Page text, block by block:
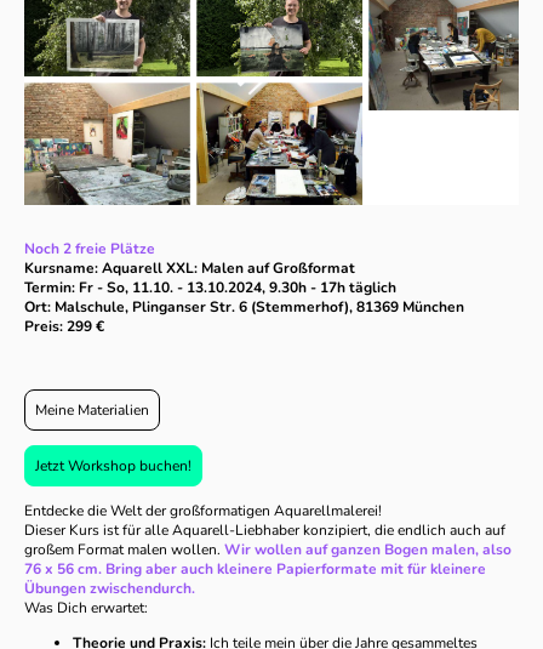
Noch 2 freie Plätze
Kursname: Aquarell XXL: Malen auf Großformat
Termin: Fr - So, 11.10. - 13.10.2024, 9.30h - 17h täglich
Ort: Malschule, Plinganser Str. 6 (Stemmerhof), 81369 München
Preis: 299 €
Meine Materialien
Jetzt Workshop buchen!
Entdecke die Welt der großformatigen Aquarellmalerei!
Dieser Kurs ist für alle Aquarell-Liebhaber konzipiert, die endlich auch auf
großem Format malen wollen. Wir wollen auf ganzen Bogen malen, also
76 x 56 cm. Bring aber auch kleinere Papierformate mit für kleinere
Übungen zwischendurch.
Was Dich erwartet:
Theorie und Praxis: Ich teile mein über die Jahre gesammeltes